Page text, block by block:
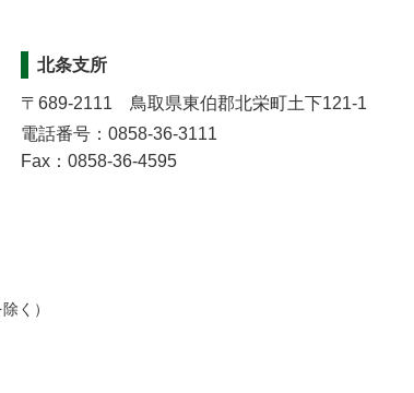
北条支所
〒689-2111 鳥取県東伯郡北栄町土下121-1
電話番号：0858-36-3111
Fax：0858-36-4595
く）